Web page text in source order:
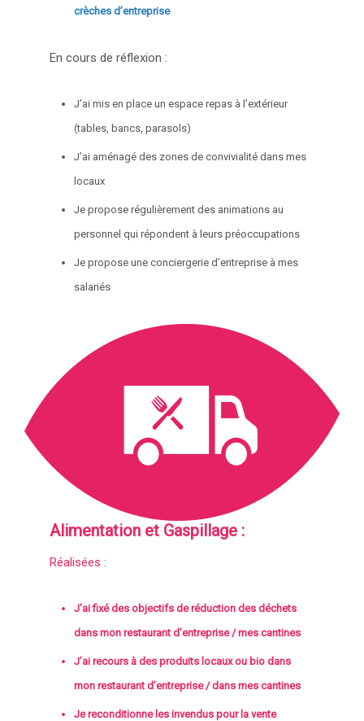
crèches d’entreprise
En cours de réflexion :
J’ai mis en place un espace repas à l’extérieur
(tables, bancs, parasols)
J’ai aménagé des zones de convivialité dans mes
locaux
Je propose régulièrement des animations au
personnel qui répondent à leurs préoccupations
Je propose une conciergerie d’entreprise à mes
salariés
Alimentation et Gaspillage :
Réalisées :
J’ai fixé des objectifs de réduction des déchets
dans mon restaurant d’entreprise / mes cantines
J’ai recours à des produits locaux ou bio dans
mon restaurant d’entreprise / dans mes cantines
Je reconditionne les invendus pour la vente